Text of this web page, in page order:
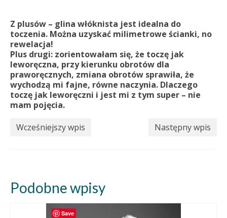
Z plusów – glina włóknista jest idealna do
toczenia. Można uzyskać milimetrowe ścianki, no
rewelacja!
Plus drugi: zorientowałam się, że toczę jak
leworęczna, przy kierunku obrotów dla
praworęcznych, zmiana obrotów sprawiła, że
wychodzą mi fajne, równe naczynia. Dlaczego
toczę jak leworęczni i jest mi z tym super – nie
mam pojęcia.
Wcześniejszy wpis
Następny wpis
Podobne wpisy
Save